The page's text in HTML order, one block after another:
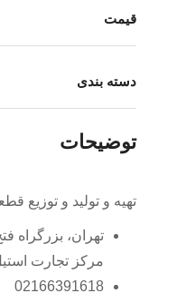
قیمت
دسته بندی
توضیحات
تهیه و تولید و توزیع
مرکز تجارت استیل
02166391618